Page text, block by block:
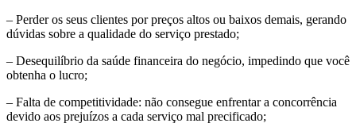
– Perder os seus clientes por preços altos ou baixos demais, gerando
dúvidas sobre a qualidade do serviço prestado;
– Desequilíbrio da saúde financeira do negócio, impedindo que você
obtenha o lucro;
– Falta de competitividade: não consegue enfrentar a concorrência
devido aos prejuízos a cada serviço mal precificado;